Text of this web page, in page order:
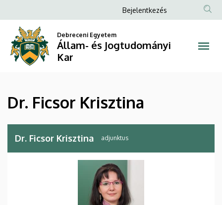
Ficsor
Krisztina
és
Jogtudományi
Kar
a
tartalomra
Anonim
fiók
menüje
Bejelentkezés
Debreceni Egyetem
Állam- és Jogtudományi
Kar
Dr. Ficsor Krisztina
Dr. Ficsor Krisztina adjunktus